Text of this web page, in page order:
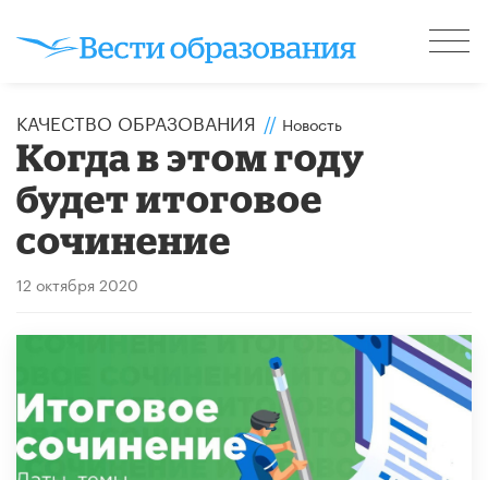
КАЧЕСТВО ОБРАЗОВАНИЯ // Новость
Когда в этом году
будет итоговое
сочинение
12 октября 2020